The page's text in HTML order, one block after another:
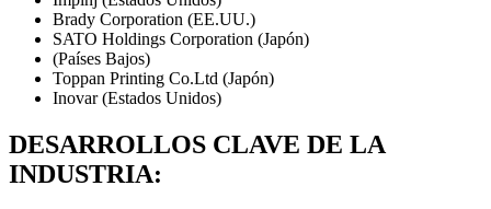
Brady Corporation (EE.UU.)
SATO Holdings Corporation (Japón)
(Países Bajos)
Toppan Printing Co.Ltd (Japón)
Inovar (Estados Unidos)
DESARROLLOS CLAVE DE LA
INDUSTRIA: